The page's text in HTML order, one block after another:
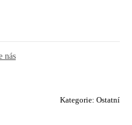
nás
Kategorie: Ostatní